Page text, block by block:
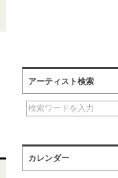
アーティスト検索
カレンダー